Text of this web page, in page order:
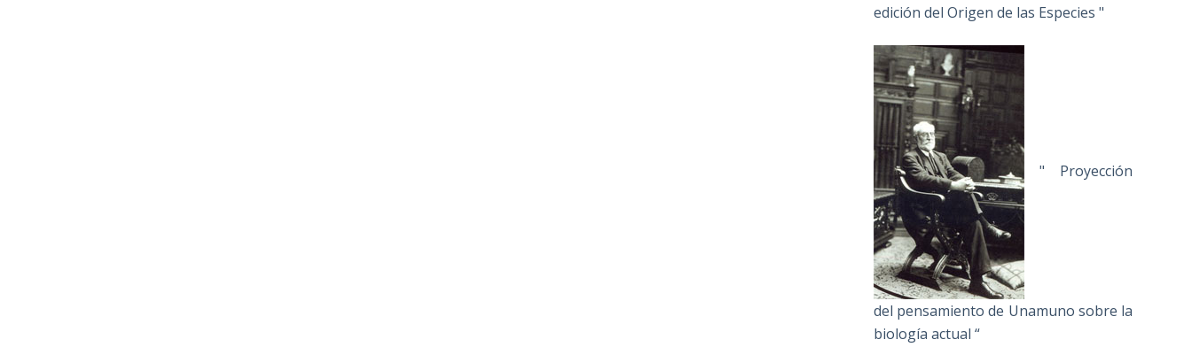
edición del Origen de las Especies "
" Proyección
del pensamiento de Unamuno sobre la
biología actual “